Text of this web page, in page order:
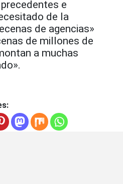
e
de la
de agencias»
de millones de
a muchas